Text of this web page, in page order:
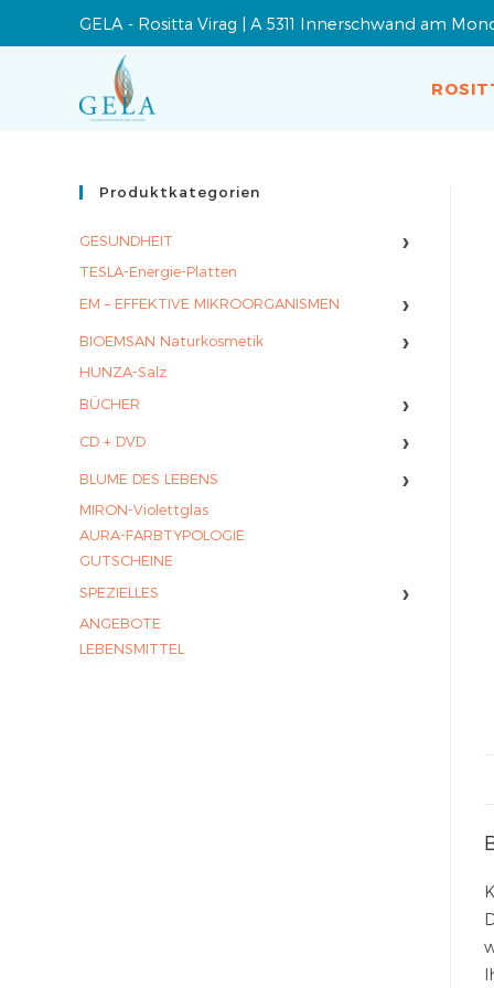
GELA - Rositta Virag | A 5311 Innerschwand am
Produktkategorien
GESUNDHEIT ›
TESLA-Energie-Platten
EM – EFFEKTIVE MIKROORGANISMEN
›
BIOEMSAN Naturkosmetik ›
HUNZA-Salz
BÜCHER
›
CD + DVD ›
BLUME DES LEBENS ›
MIRON-Violettglas
AURA-FARBTYPOLOGIE
GUTSCHEINE
SPEZIELLES
›
ANGEBOTE
LEBENSMITTEL